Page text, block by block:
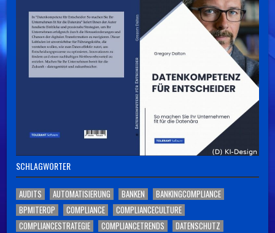
SCHLAGWÖRTER
AUDITS AUTOMATISIERUNG BANKEN
BANKINGCOMPLIANCE
BPMITEROP
COMPLIANCE
COMPLIANCECULTURE
COMPLIANCESTRATEGIE
COMPLIANCETRENDS
DATENSCHUTZ